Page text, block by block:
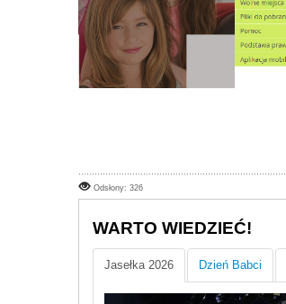
Odsłony: 326
WARTO WIEDZIEĆ!
Jasełka 2026 Dzień Babci